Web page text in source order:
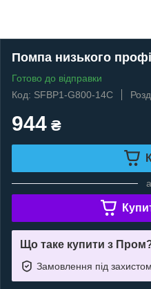
Помпа низького
Готово до відправки
Код: SFBP1-G800-14С
944 ₴
Що таке купити з
Замовлення під захистом